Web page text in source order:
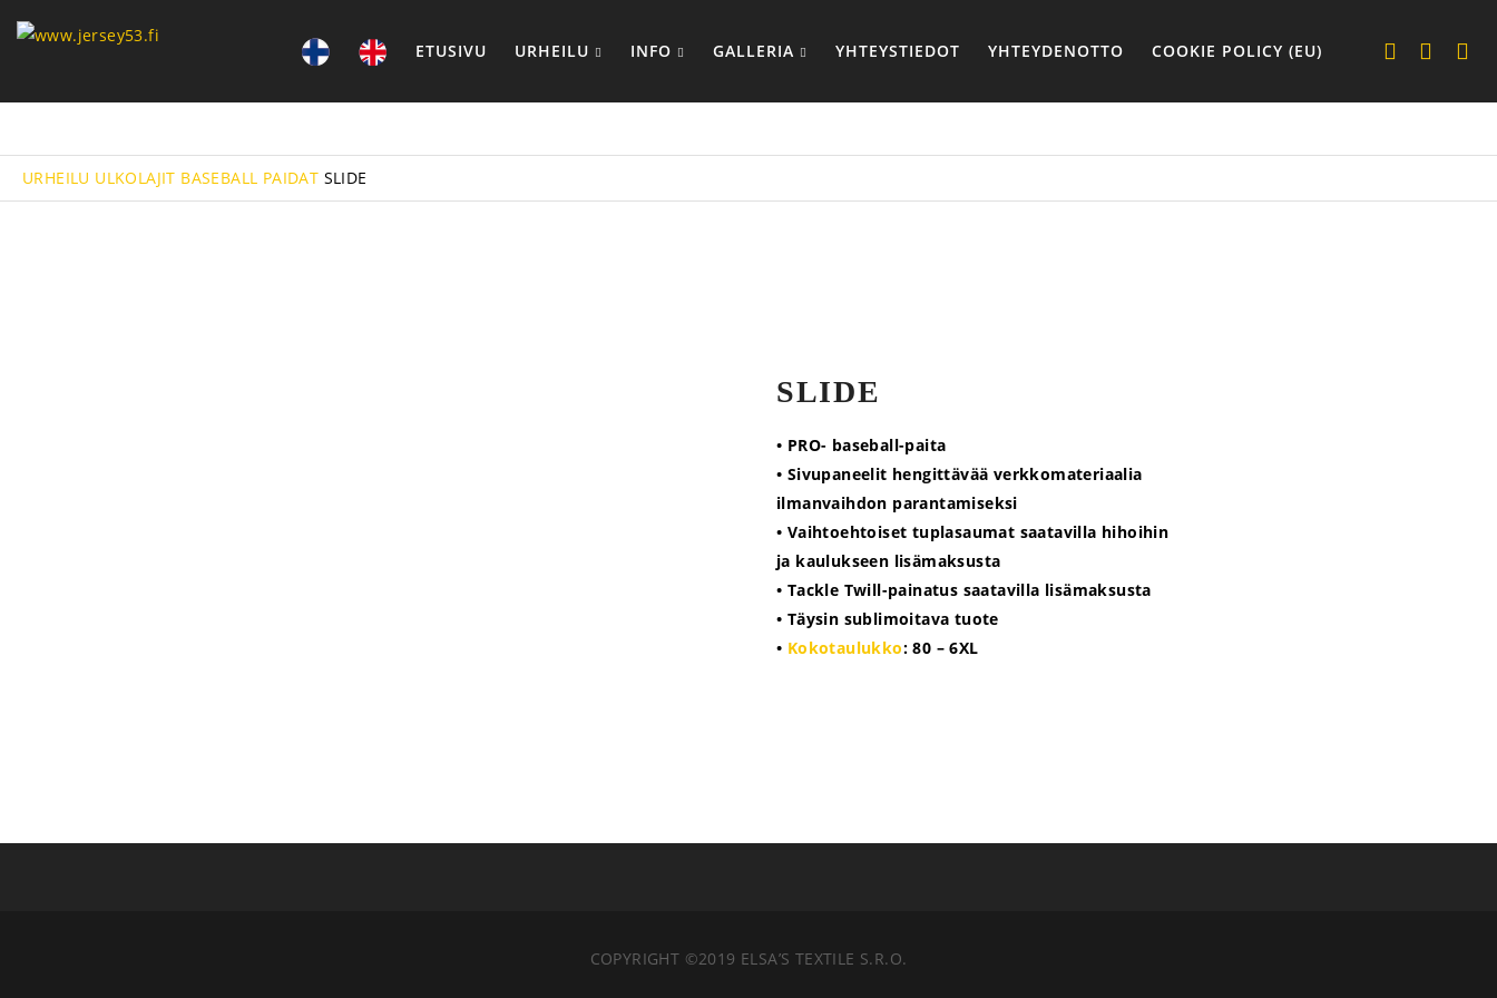
ETUSIVU URHEILU INFO GALLERIA YHTEYSTIEDOT YHTEYDENOTTO COOKIE POLICY (EU)
URHEILU ULKOLAJIT BASEBALL PAIDAT SLIDE
SLIDE
• PRO- baseball-paita
• Sivupaneelit hengittävää verkkomateriaalia
ilmanvaihdon parantamiseksi
• Vaihtoehtoiset tuplasaumat saatavilla hihoihin
ja kaulukseen lisämaksusta
• Tackle Twill-painatus saatavilla lisämaksusta
• Täysin sublimoitava tuote
• Kokotaulukko: 80 – 6XL
COPYRIGHT ©2019 ELSA’S TEXTILE S.R.O.